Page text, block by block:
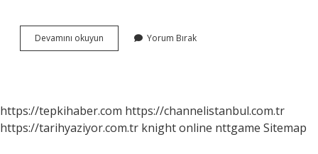
Devamını okuyun
Sorgulama
Yorum Bırak
https://tepkihaber.com https://channelistanbul.com.tr
https://tarihyaziyor.com.tr knight online nttgame Sitemap